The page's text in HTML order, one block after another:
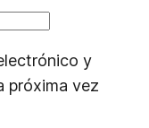
y
próxima vez